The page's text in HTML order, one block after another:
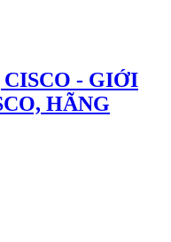
CISCO - GIỚI
HÃNG